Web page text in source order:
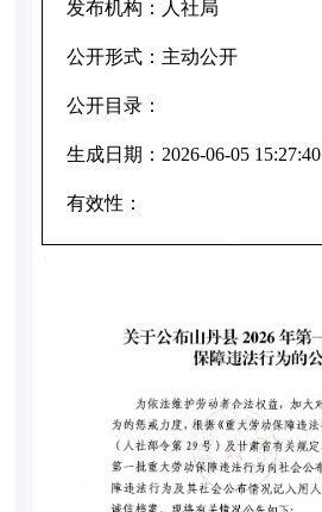
发布机构： 人社局
公开形式： 主动公开
公开目录：
生成日期： 2026-06-05 15:27:40
有效性：